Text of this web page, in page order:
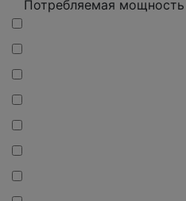
Потребляемая мощность